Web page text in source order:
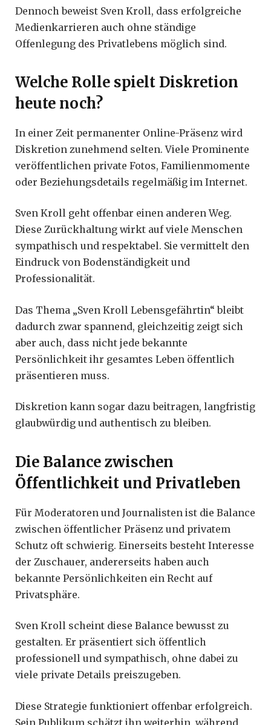
Dennoch beweist Sven Kroll, dass erfolgreiche
Medienkarrieren auch ohne ständige
Offenlegung des Privatlebens möglich sind.
Welche Rolle spielt Diskretion
heute noch?
In einer Zeit permanenter Online-Präsenz wird
Diskretion zunehmend selten. Viele Prominente
veröffentlichen private Fotos, Familienmomente
oder Beziehungsdetails regelmäßig im Internet.
Sven Kroll geht offenbar einen anderen Weg.
Diese Zurückhaltung wirkt auf viele Menschen
sympathisch und respektabel. Sie vermittelt den
Eindruck von Bodenständigkeit und
Professionalität.
Das Thema „Sven Kroll Lebensgefährtin“ bleibt
dadurch zwar spannend, gleichzeitig zeigt sich
aber auch, dass nicht jede bekannte
Persönlichkeit ihr gesamtes Leben öffentlich
präsentieren muss.
Diskretion kann sogar dazu beitragen, langfristig
glaubwürdig und authentisch zu bleiben.
Die Balance zwischen
Öffentlichkeit und Privatleben
Für Moderatoren und Journalisten ist die Balance
zwischen öffentlicher Präsenz und privatem
Schutz oft schwierig. Einerseits besteht Interesse
der Zuschauer, andererseits haben auch
bekannte Persönlichkeiten ein Recht auf
Privatsphäre.
Sven Kroll scheint diese Balance bewusst zu
gestalten. Er präsentiert sich öffentlich
professionell und sympathisch, ohne dabei zu
viele private Details preiszugeben.
Diese Strategie funktioniert offenbar erfolgreich.
Sein Publikum schätzt ihn weiterhin, während